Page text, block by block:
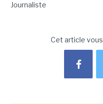
Journaliste
Cet article vous